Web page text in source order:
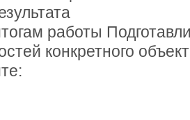
работы
конкретного